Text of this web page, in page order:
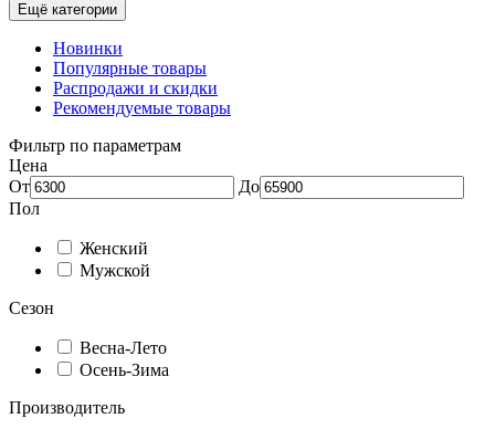
Ещё категории
Новинки
Популярные товары
Распродажи и скидки
Рекомендуемые товары
Фильтр по параметрам
Цена
От
До
Пол
Женский
Мужской
Сезон
Весна-Лето
Осень-Зима
Производитель